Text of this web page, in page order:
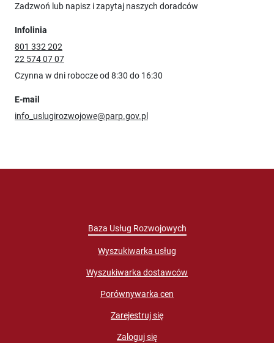
Zadzwoń lub napisz i zapytaj naszych doradców
Infolinia
801 332 202
22 574 07 07
Czynna w dni robocze od 8:30 do 16:30
E-mail
info_uslugirozwojowe@parp.gov.pl
Baza Usług Rozwojowych
Wyszukiwarka usług
Wyszukiwarka dostawców
Porównywarka cen
Zarejestruj się
Zaloguj się